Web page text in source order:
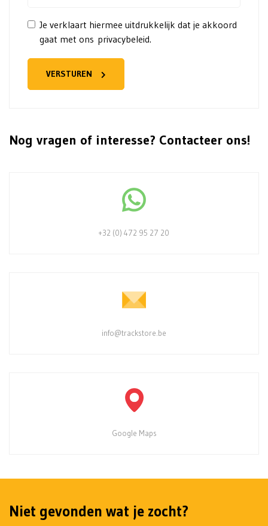
Je verklaart hiermee uitdrukkelijk dat je akkoord
gaat met ons privacybeleid.
VERSTUREN
Nog vragen of interesse? Contacteer ons!
+32 (0) 472 95 27 20
info@trackstore.be
Google Maps
Niet gevonden wat je zocht?